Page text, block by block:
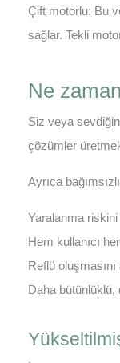
Çift motorlu: Bu
sağlar. Tekli
Ne
Siz veya
çözümler
Ayrıca
Yaralanma riskini
Hem kullanıcı
Reflü oluşmasını
Daha